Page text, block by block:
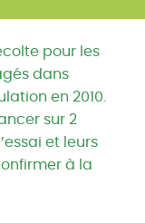
pour les
dans
en 2010.
sur 2
et leurs
à la